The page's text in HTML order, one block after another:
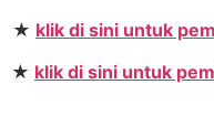
★ klik di sini untuk
★ klik di sini untuk